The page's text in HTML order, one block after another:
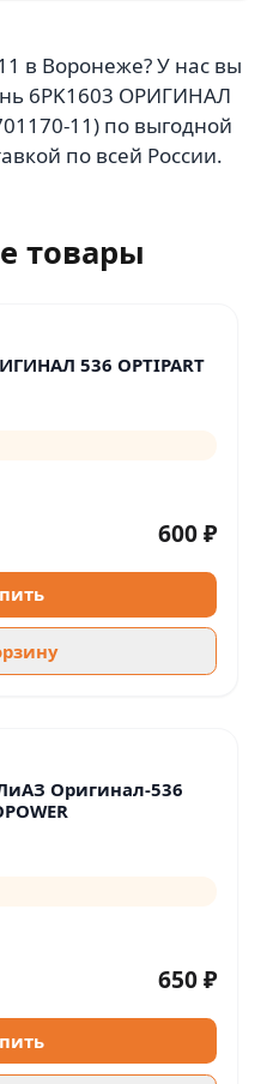
в Воронеже? У нас вы
6PK1603 ОРИГИНАЛ
11) по выгодной
по всей России.
товары
536 OPTIPART
600 ₽
Оригинал-536
650 ₽